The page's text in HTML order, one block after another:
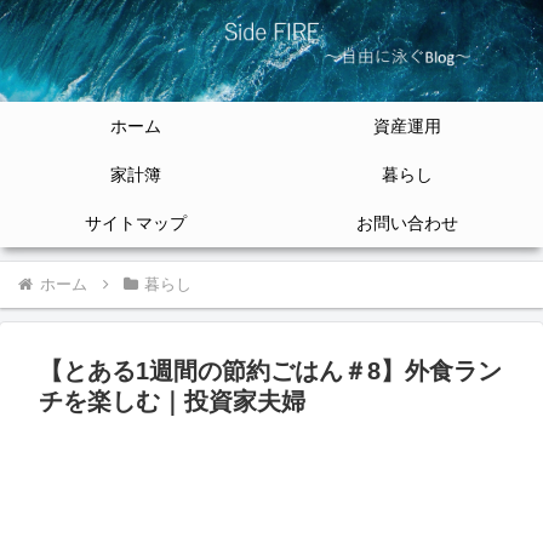
ホーム 資産運用
家計簿 暮らし
サイトマップ お問い合わせ
ホーム 暮らし
【とある1週間の節約ごはん＃8】外食ラン
チを楽しむ｜投資家夫婦